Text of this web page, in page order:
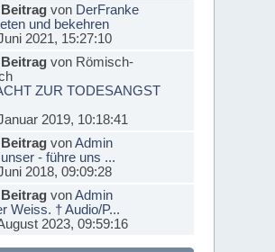
von DerFranke
und bekehren
2021, 15:27:10
von Römisch-
ZUR TODESANGST
2019, 10:18:41
vonAdmin
- führe uns ...
2018, 09:09:28
vonAdmin
Weiss. † Audio/P...
2023, 09:59:16